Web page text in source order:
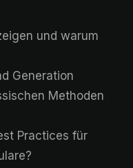
und warum
Generation
Methoden
Practices für